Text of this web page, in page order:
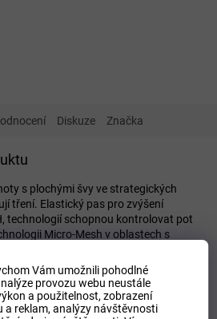
Vám umožnili pohodlné
provozu webu neustále
a použitelnost,zobrazení
a reklam, analýzy návštěvnosti
Diskuze Značka
s plochými švy ve strategických
tření. Elastický pas pro zvýšení
technologií schopnou kontrolovat pot
Micro-Mesh v oblastech s